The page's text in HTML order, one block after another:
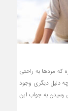
که مردها به راحتی
دلیل دیگری وجود
رسیدن به جواب این